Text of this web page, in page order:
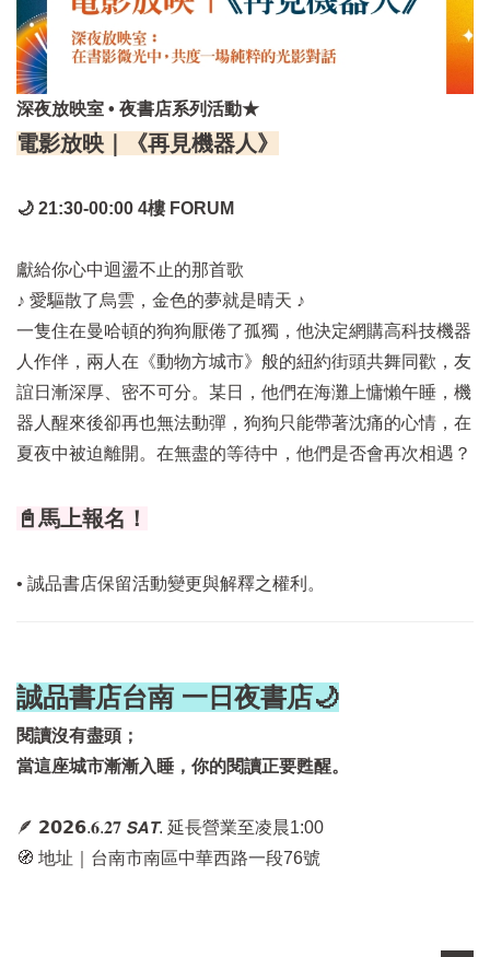
深夜放映室 • 夜書店系列活動​★
電影放映｜《再見機器人》
🌙 21:30-00:00 4樓 FORUM
獻給你心中迴盪不止的那首歌
♪ 愛驅散了烏雲，金色的夢就是晴天 ♪
一隻住在曼哈頓的狗狗厭倦了孤獨，他決定網購高科技機器
人作伴，兩人在《動物方城市》般的紐約街頭共舞同歡，友
誼日漸深厚、密不可分。某日，他們在海灘上慵懶午睡，機
器人醒來後卻再也無法動彈，狗狗只能帶著沈痛的心情，在
夏夜中被迫離開。在無盡的等待中，他們是否會再次相遇？
📓馬上報名！
• 誠品書店保留活動變更與解釋之權利。
誠品書店台南 一日夜書店🌙
閱讀沒有盡頭；
當這座城市漸漸入睡，你的閱讀正要甦醒。
🪶 𝟮𝟬𝟮𝟲.𝟔.𝟐𝟕 𝙎𝘼𝙏. 延長營業至凌晨1:00
🧭 地址｜台南市南區中華西路一段76號